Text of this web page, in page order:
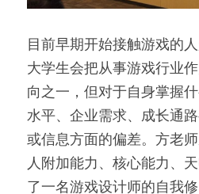
目前早期开始接触游戏的
大学生会把从事游戏行业
向之一，但对于自身掌握
水平、企业需求、成长通
或信息方面的偏差。方老
人附加能力、核心能力、
了一名游戏设计师的自我